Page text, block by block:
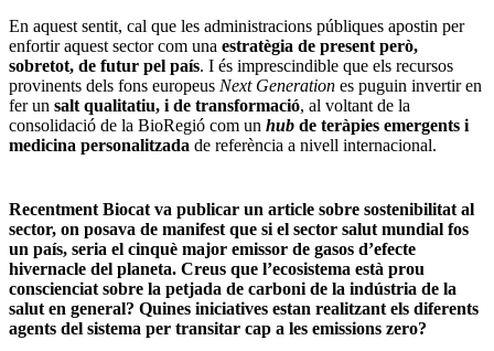
En aquest sentit, cal que les administracions públiques apostin per
enfortir aquest sector com una estratègia de present però,
sobretot, de futur pel país. I és imprescindible que els recursos
provinents dels fons europeus Next Generation es puguin invertir en
fer un salt qualitatiu, i de transformació, al voltant de la
consolidació de la BioRegió com un hub de teràpies emergents i
medicina personalitzada de referència a nivell internacional.
Recentment Biocat va publicar un article sobre sostenibilitat al
sector, on posava de manifest que si el sector salut mundial fos
un país, seria el cinquè major emissor de gasos d’efecte
hivernacle del planeta. Creus que l’ecosistema està prou
conscienciat sobre la petjada de carboni de la indústria de la
salut en general? Quines iniciatives estan realitzant els diferents
agents del sistema per transitar cap a les emissions zero?